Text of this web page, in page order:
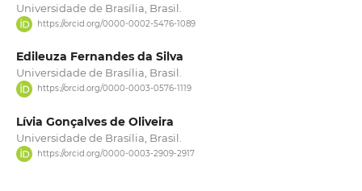
Universidade de Brasília, Brasil.
https://orcid.org/0000-0002-5476-1089
Edileuza Fernandes da Silva
Universidade de Brasília, Brasil.
https://orcid.org/0000-0003-0576-1119
Lívia Gonçalves de Oliveira
Universidade de Brasília, Brasil.
https://orcid.org/0000-0003-2909-2917